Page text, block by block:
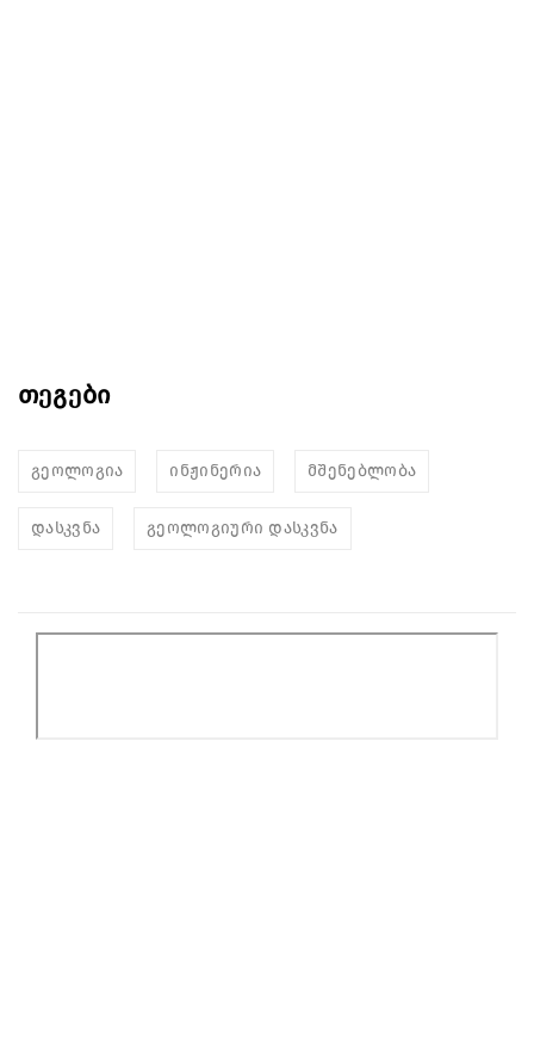
თეგები
გეოლოგია ინჟინერია მშენებლობა
დასკვნა გეოლოგიური დასკვნა